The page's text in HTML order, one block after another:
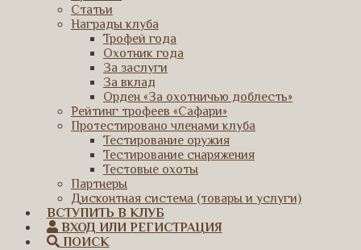
Статьи
Награды клуба
Трофей года
Охотник года
За заслуги
За вклад
Орден «За охотничью доблесть»
Рейтинг трофеев «Сафари»
Протестировано членами клуба
Тестирование оружия
Тестирование снаряжения
Тестовые охоты
Партнеры
Дисконтная система (товары и услуги)
ВСТУПИТЬ В КЛУБ
ВХОД ИЛИ РЕГИСТРАЦИЯ
ПОИСК